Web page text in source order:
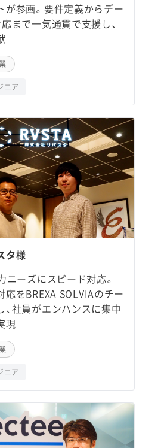
が参画。要件定義からデー
まで一気通貫で支援し、
ニア
タ様
ニーズにスピード対応。
応をBREXA SOLVIAのチー
、社員がエンハンスに集中
現
ニア